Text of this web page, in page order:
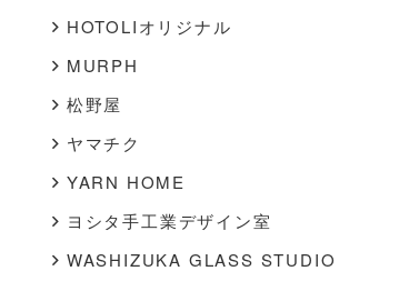
HOTOLIオリジナル
MURPH
松野屋
ヤマチク
YARN HOME
ヨシタ手工業デザイン室
WASHIZUKA GLASS STUDIO